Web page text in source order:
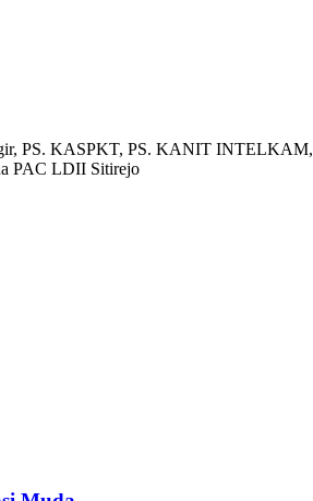
PS. KASPKT, PS. KANIT INTELKAM,
PAC LDII Sitirejo